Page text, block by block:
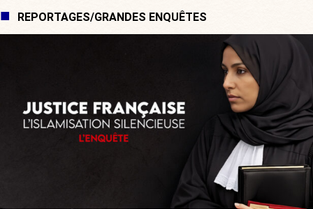
REPORTAGES/GRANDES ENQUÊTES